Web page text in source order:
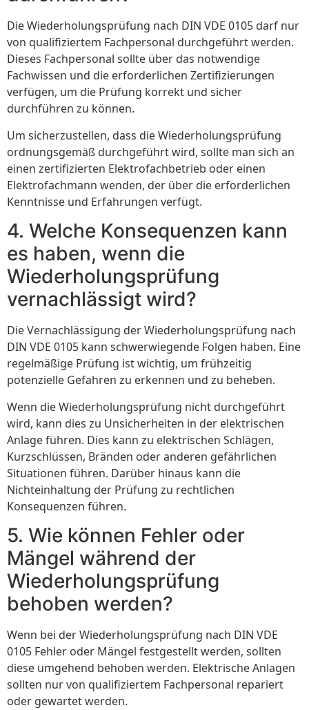
Die Wiederholungsprüfung nach DIN VDE 0105 darf nur
von qualifiziertem Fachpersonal durchgeführt werden.
Dieses Fachpersonal sollte über das notwendige
Fachwissen und die erforderlichen Zertifizierungen
verfügen, um die Prüfung korrekt und sicher
durchführen zu können.
Um sicherzustellen, dass die Wiederholungsprüfung
ordnungsgemäß durchgeführt wird, sollte man sich an
einen zertifizierten Elektrofachbetrieb oder einen
Elektrofachmann wenden, der über die erforderlichen
Kenntnisse und Erfahrungen verfügt.
4. Welche Konsequenzen kann
es haben, wenn die
Wiederholungsprüfung
vernachlässigt wird?
Die Vernachlässigung der Wiederholungsprüfung nach
DIN VDE 0105 kann schwerwiegende Folgen haben. Eine
regelmäßige Prüfung ist wichtig, um frühzeitig
potenzielle Gefahren zu erkennen und zu beheben.
Wenn die Wiederholungsprüfung nicht durchgeführt
wird, kann dies zu Unsicherheiten in der elektrischen
Anlage führen. Dies kann zu elektrischen Schlägen,
Kurzschlüssen, Bränden oder anderen gefährlichen
Situationen führen. Darüber hinaus kann die
Nichteinhaltung der Prüfung zu rechtlichen
Konsequenzen führen.
5. Wie können Fehler oder
Mängel während der
Wiederholungsprüfung
behoben werden?
Wenn bei der Wiederholungsprüfung nach DIN VDE
0105 Fehler oder Mängel festgestellt werden, sollten
diese umgehend behoben werden. Elektrische Anlagen
sollten nur von qualifiziertem Fachpersonal repariert
oder gewartet werden.